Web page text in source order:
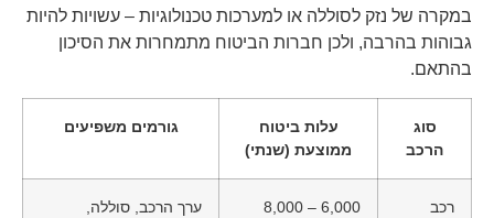
במקרה של נזק לסוללה או למערכות טכנולוגיות – עשויות להיות
גבוהות בהרבה, ולכן חברות הביטוח מתמחרות את הסיכון
בהתאם.
סוג
הרכב
עלות ביטוח
ממוצעת (שנתי)
גורמים משפיעים
רכב
6,000 – 8,000
ערך הרכב, סוללה,